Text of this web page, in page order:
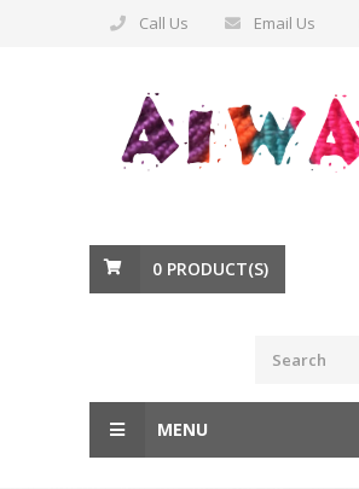
Call Us Email Us
0 PRODUCT(S)
MENU